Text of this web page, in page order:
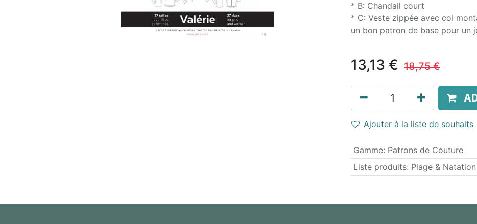
* B: Chandail court
* C: Veste zippée avec col
un bon patron de base pour un
13,13 € 18,75€
Ajouter à la liste de souhaits
Gamme: Patrons de Couture
Liste produits: Plage & Natation